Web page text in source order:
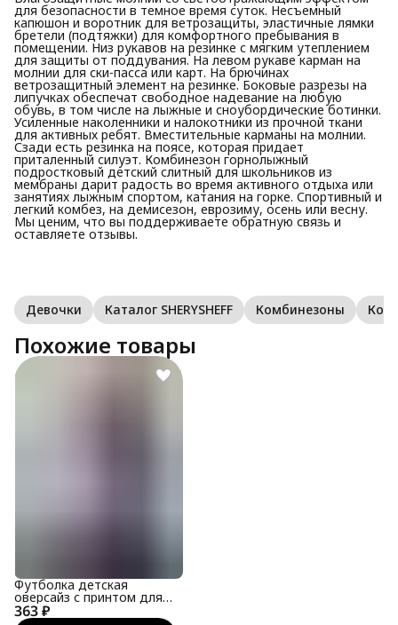
для безопасности в темное время суток. Несъемный
капюшон и воротник для ветрозащиты, эластичные лямки
бретели (подтяжки) для комфортного пребывания в
помещении. Низ рукавов на резинке с мягким утеплением
для защиты от поддувания. На левом рукаве карман на
молнии для ски-пасса или карт. На брючинах
ветрозащитный элемент на резинке. Боковые разрезы на
липучках обеспечат свободное надевание на любую
обувь, в том числе на лыжные и сноубордические ботинки.
Усиленные наколенники и налокотники из прочной ткани
для активных ребят. Вместительные карманы на молнии.
Сзади есть резинка на поясе, которая придает
приталенный силуэт. Комбинезон горнолыжный
подростковый детский слитный для школьников из
мембраны дарит радость во время активного отдыха или
занятиях лыжным спортом, катания на горке. Спортивный и
легкий комбез, на демисезон, еврозиму, осень или весну.
Мы ценим, что вы поддерживаете обратную связь и
оставляете отзывы.
Девочки Каталог SHERYSHEFF Комбинезоны
Похожие товары
363 ₽
Футболка детская
оверсайз с принтом для
подростка